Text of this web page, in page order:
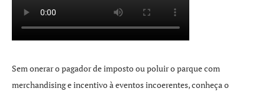
Sem onerar o pagador de imposto ou poluir o parque com
merchandising e incentivo à eventos incoerentes, conheça o